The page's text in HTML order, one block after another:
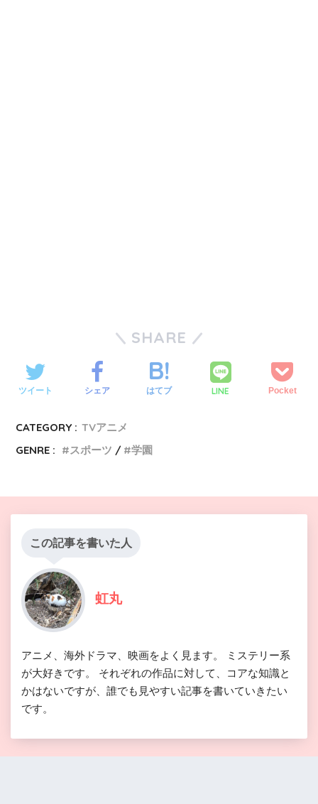
SHARE
ツイート シェア はてブ LINE Pocket
CATEGORY : TVアニメ
GENRE :
スポーツ 学園
この記事を書いた人
虹丸
アニメ、海外ドラマ、映画をよく見ます。 ミステリー系
が大好きです。 それぞれの作品に対して、コアな知識と
かはないですが、誰でも見やすい記事を書いていきたい
です。